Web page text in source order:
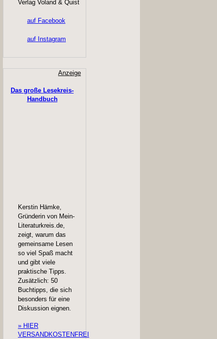
Verlag Voland & Quist
auf Facebook
auf Instagram
Anzeige
Das große Lesekreis-
Handbuch
Kerstin Hämke,
Gründerin von Mein-
Literaturkreis.de,
zeigt, warum das
gemeinsame Lesen
so viel Spaß macht
und gibt viele
praktische Tipps.
Zusätzlich: 50
Buchtipps, die sich
besonders für eine
Diskussion eignen.
» HIER
VERSANDKOSTENFREI